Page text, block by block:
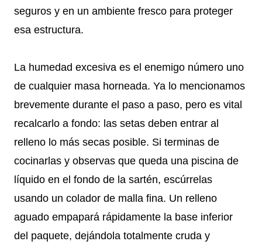
seguros y en un ambiente fresco para proteger
esa estructura.
La humedad excesiva es el enemigo número uno
de cualquier masa horneada. Ya lo mencionamos
brevemente durante el paso a paso, pero es vital
recalcarlo a fondo: las setas deben entrar al
relleno lo más secas posible. Si terminas de
cocinarlas y observas que queda una piscina de
líquido en el fondo de la sartén, escúrrelas
usando un colador de malla fina. Un relleno
aguado empapará rápidamente la base inferior
del paquete, dejándola totalmente cruda y